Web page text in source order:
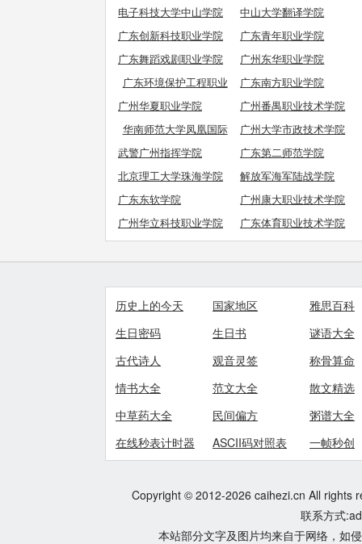
电子科技大学中山学院
中山大学翻译学院
广东创新科技职业学院
广东青年职业学院
广东舞蹈戏剧职业学院
广州东华职业学院
广东环境保护工程职业
学院
广东南方职业学院
广州华夏职业学院
广州番禺职业技术学院
华南师范大学凤凰国际
学院
广州大学市政技术学院
武警广州指挥学院
广东第二师范学院
北京理工大学珠海学院
解放军海军陆战学院
广东东软学院
广州康大职业技术学院
广州华立科技职业学院
广东体育职业技术学院
历史上的今天 国家地区
雅思百科
生日密码
生日书
谜语大全
古代诗人
观音灵签
称骨算命
情书大全
范文大全
散文精选
中草药大全
民间偏方
粥谱大全
在线秒表计时器
ASCII码对照表 一帧秒创
Copyright © 2012-2026 caihezi.cn All rights
联系方式
本站部分文字及图片均来自于网络，如